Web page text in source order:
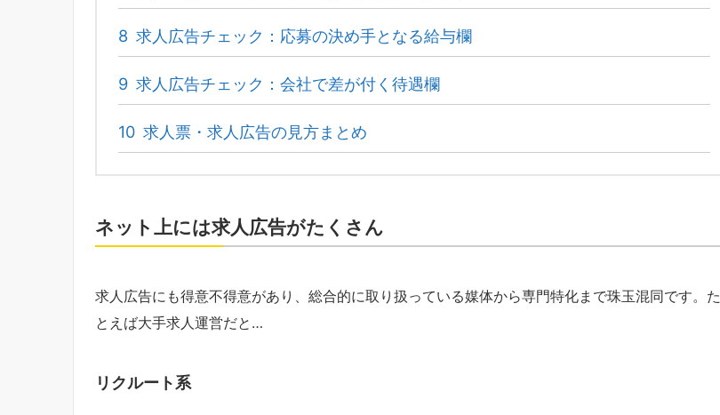
8 求人広告チェック：応募の決め手となる給与欄
9 求人広告チェック：会社で差が付く待遇欄
10 求人票・求人広告の見方まとめ
ネット上には求人広告がたくさん
求人広告にも得意不得意があり、総合的に取り扱っている媒体から専門特化まで珠玉混同です。た
とえば大手求人運営だと…
リクルート系